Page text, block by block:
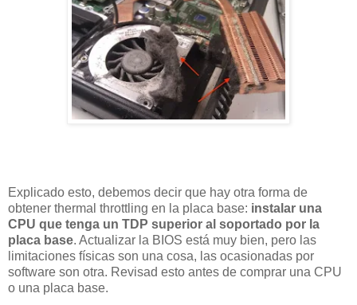
Explicado esto, debemos decir que hay otra forma de
obtener thermal throttling en la placa base: instalar una
CPU que tenga un TDP superior al soportado por la
placa base. Actualizar la BIOS está muy bien, pero las
limitaciones físicas son una cosa, las ocasionadas por
software son otra. Revisad esto antes de comprar una CPU
o una placa base.